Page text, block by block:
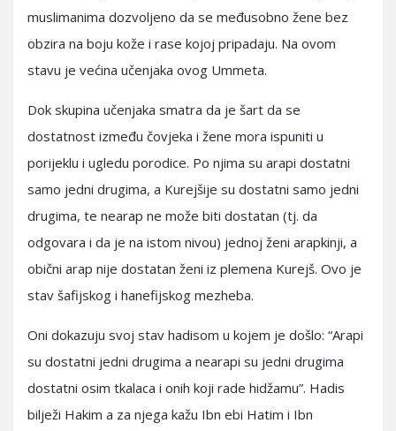
muslimanima dozvoljeno da se međusobno žene bez
obzira na boju kože i rase kojoj pripadaju. Na ovom
stavu je većina učenjaka ovog Ummeta.
Dok skupina učenjaka smatra da je šart da se
dostatnost između čovjeka i žene mora ispuniti u
porijeklu i ugledu porodice. Po njima su arapi dostatni
samo jedni drugima, a Kurejšije su dostatni samo jedni
drugima, te nearap ne može biti dostatan (tj. da
odgovara i da je na istom nivou) jednoj ženi arapkinji, a
obični arap nije dostatan ženi iz plemena Kurejš. Ovo je
stav šafijskog i hanefijskog mezheba.
Oni dokazuju svoj stav hadisom u kojem je došlo: “Arapi
su dostatni jedni drugima a nearapi su jedni drugima
dostatni osim tkalaca i onih koji rade hidžamu”. Hadis
bilježi Hakim a za njega kažu Ibn ebi Hatim i Ibn